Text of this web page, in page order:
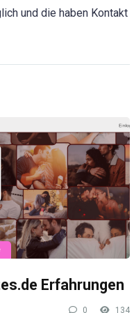
und die haben Kontakt
Erfahrungen
0 134